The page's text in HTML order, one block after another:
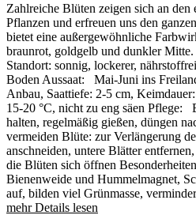
Zahlreiche Blüten zeigen sich an
Pflanzen und erfreuen uns den
bietet eine außergewöhnliche
braunrot, goldgelb und dunkler
Standort: sonnig, lockerer,
Boden Aussaat: Mai-Juni ins
Anbau, Saattiefe: 2-5 cm,
15-20 °C, nicht zu eng säen Pflege:
halten, regelmäßig gießen, düngen
vermeiden Blüte: zur Verlängerung
anschneiden, untere Blätter
die Blüten sich öffnen
Bienenweide und Hummelmagnet,
auf, bilden viel Grünmasse,
mehr Details lesen